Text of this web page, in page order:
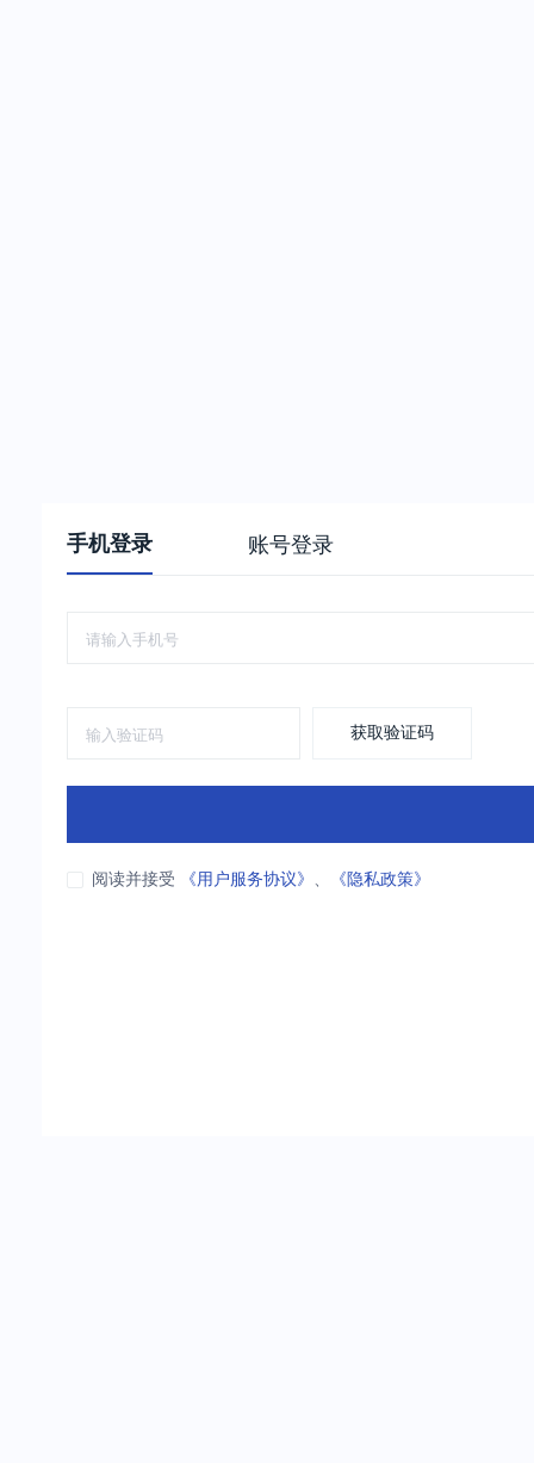
手机登录 账号登录
获取验证码
阅读并接受 《用户服务协议》 、 《隐私政策》